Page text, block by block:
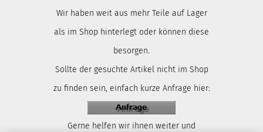
Wir haben weit aus mehr Teile auf Lager
als im Shop hinterlegt oder können diese
besorgen.
Sollte der gesuchte Artikel nicht im Shop
zu finden sein, einfach kurze Anfrage hier:
Gerne helfen wir ihnen weiter und